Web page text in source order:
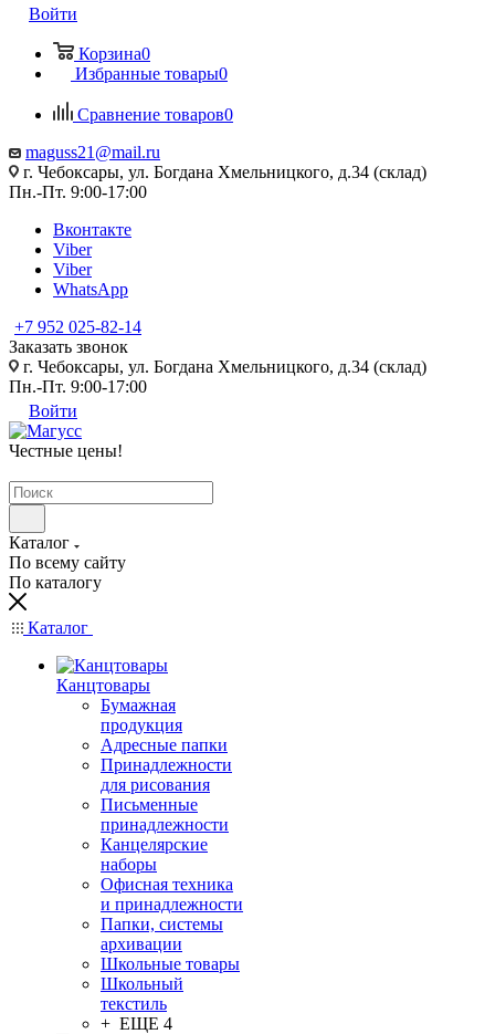
Войти
Корзина0
Избранные товары0
Сравнение товаров0
maguss21@mail.ru
г. Чебоксары, ул. Богдана Хмельницкого, д.34 (склад)
Пн.-Пт. 9:00-17:00
Вконтакте
Viber
Viber
WhatsApp
+7 952 025-82-14
Заказать звонок
г. Чебоксары, ул. Богдана Хмельницкого, д.34 (склад)
Пн.-Пт. 9:00-17:00
Войти
Честные цены!
Каталог
По всему сайту
По каталогу
Каталог
Канцтовары
Бумажная
продукция
Адресные папки
Принадлежности
для рисования
Письменные
принадлежности
Канцелярские
наборы
Офисная техника
и принадлежности
Папки, системы
архивации
Школьные товары
Школьный
текстиль
+ ЕЩЕ 4